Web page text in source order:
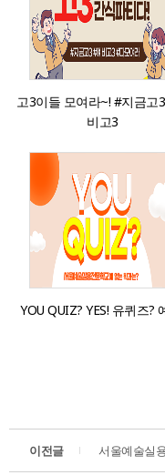
고3이들 모여라~! #지금고
비고3
YOU QUIZ? YES! 유퀴즈?
이전글 서울예술실